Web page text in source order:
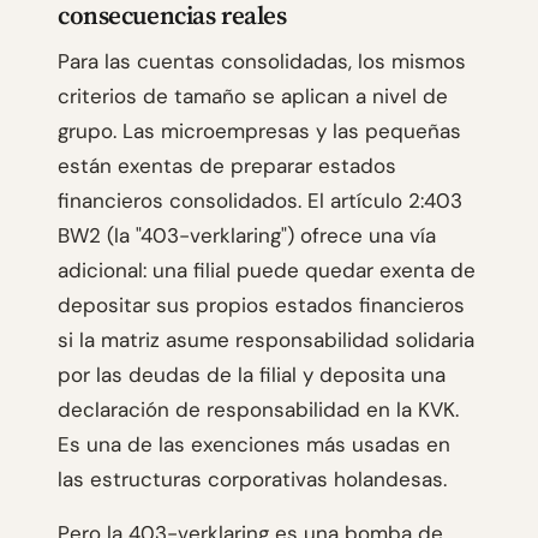
consecuencias reales
Para las cuentas consolidadas, los mismos
criterios de tamaño se aplican a nivel de
grupo. Las microempresas y las pequeñas
están exentas de preparar estados
financieros consolidados. El artículo 2:403
BW2 (la "403-verklaring") ofrece una vía
adicional: una filial puede quedar exenta de
depositar sus propios estados financieros
si la matriz asume responsabilidad solidaria
por las deudas de la filial y deposita una
declaración de responsabilidad en la KVK.
Es una de las exenciones más usadas en
las estructuras corporativas holandesas.